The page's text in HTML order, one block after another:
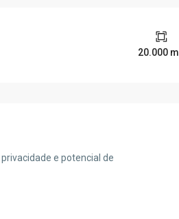
20.000 m
e potencial de